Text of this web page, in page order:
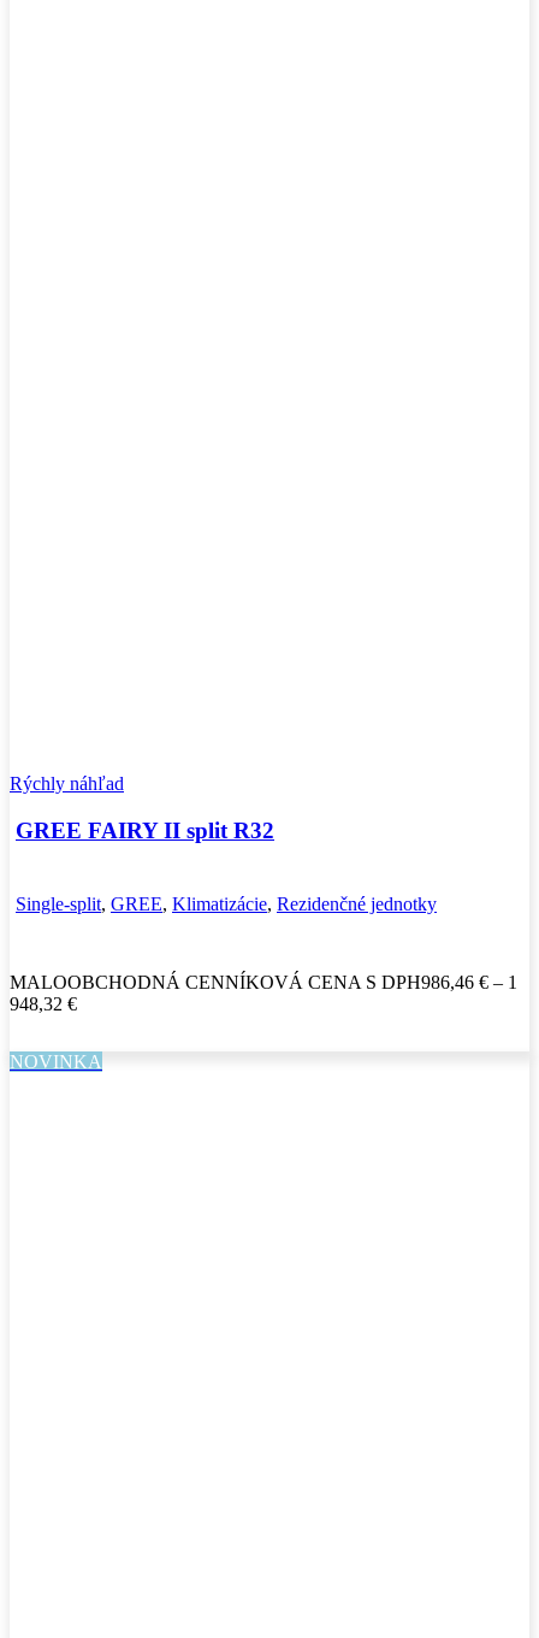
Rýchly náhľad
GREE FAIRY II split R32
Single-split, GREE, Klimatizácie, Rezidenčné jednotky
MALOOBCHODNÁ CENNÍKOVÁ CENA S DPH986,46 € – 1
948,32 €Price
through
NOVINKA